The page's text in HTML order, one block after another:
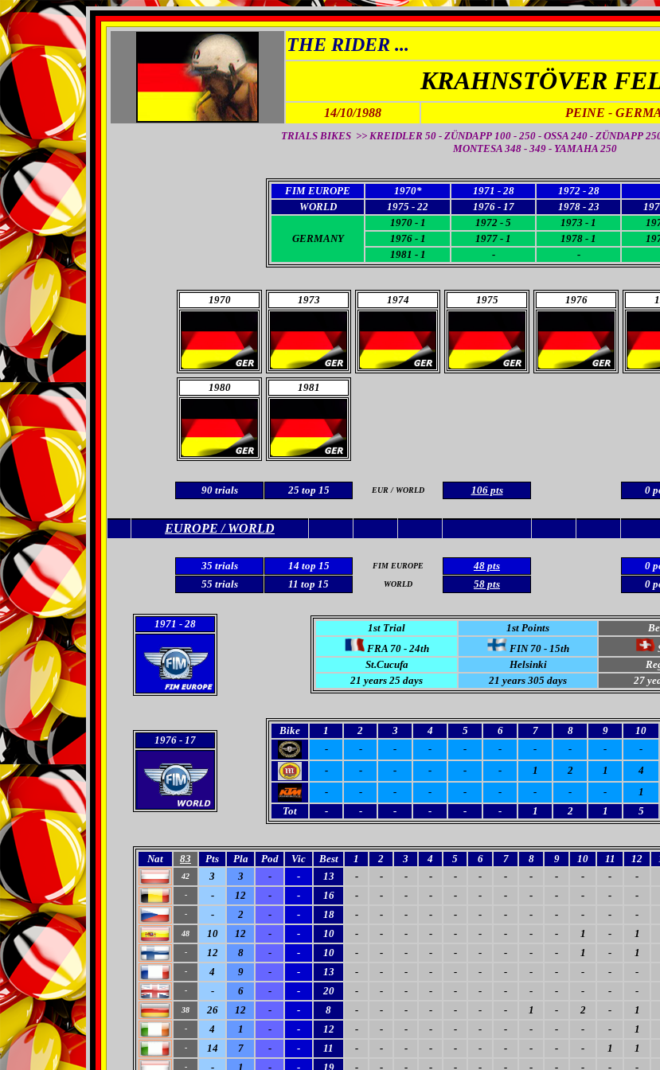
THE RIDER ...
KRAHNSTÖVER
14/10/1988 PEINE -
TRIALS BIKES >> KREIDLER 50 - ZÜNDAPP 100 - 250 - OSSA 240 - ZÜNDAPP
MONTESA 348 - 349 - YAMAHA 250
FIM EUROPE 1970* 1971 - 28 1972 - 28
WORLD
1975 - 22 1976 - 17 1978 - 23
GERMANY
1970 - 1 1972 - 5 1973 - 1
1976 - 1
1977 - 1 1978 - 1
1981 - 1
- -
1970 1973 1974 1975 1976
1980 1981
90trials 25 top 15 EUR / WORLD 106 pts 0
EUROPE / WORLD
35 trials 14 top 15 FIM EUROPE 48 pts 0
55 trials 11 top 15 WORLD 58 pts 0
1971 - 28 1st Trial 1st Points
FRA 70 - 24th
FIN 70 - 15th
St.Cucufa
Helsinki
21 years 25 days
21 years 305 days 27
1976 - 17
Bike 1 2 3 4 5 6 7 8 9 10
-
- - - - - - - - -
-
- - - - - 1 2 1 4
-
- - - - - - - - 1
Tot
- - - - - - 1 2 1 5
Nat 83 Pts Pla Pod Vic Best 1 2 3 4 5 6 7 8 9 10 11 12
42
3 3 - - 13 - - - - - - - - - - - -
- - 12 - - 16 - - - - - - - - - - - -
- - 2 - - 18 - - - - - - - - - - - -
48 10 12 - - 10 - - - - - - - - - 1 - 1
- 12 8 - - 10 - - - - - - - - - 1 - 1
- 4 9 - - 13 - - - - - - - - - - - -
- - 6 - - 20 - - - - - - - - - - - -
38 26 12 - - 8 - - - - - - - 1 - 2 - 1
- 4 1 - - 12 - - - - - - - - - - - 1
- 14 7 - - 11 - - - - - - - - - - 1 1
- - 1 - - 19 - - - - - - - - - - - -